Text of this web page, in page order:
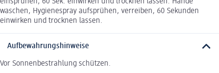
waschen, Hygienespray aufsprühen, verreiben, 60 Sekunden
einwirken und trocknen lassen.
Aufbewahrungshinweise
Vor Sonnenbestrahlung schützen.